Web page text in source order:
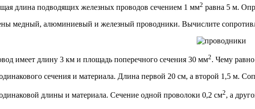
длина подводящих железных проводов сечением 1 мм2 равна 5 м.
медный, алюминиевый и железный проводники. Вычислите
имеет длину 3 км и площадь поперечного сечения 30 мм2. Чему
сечения и материала. Длина первой 20 см, а второй 1,5 м.
длины и материала. Сечение одной проволоки 0,2 см2, а